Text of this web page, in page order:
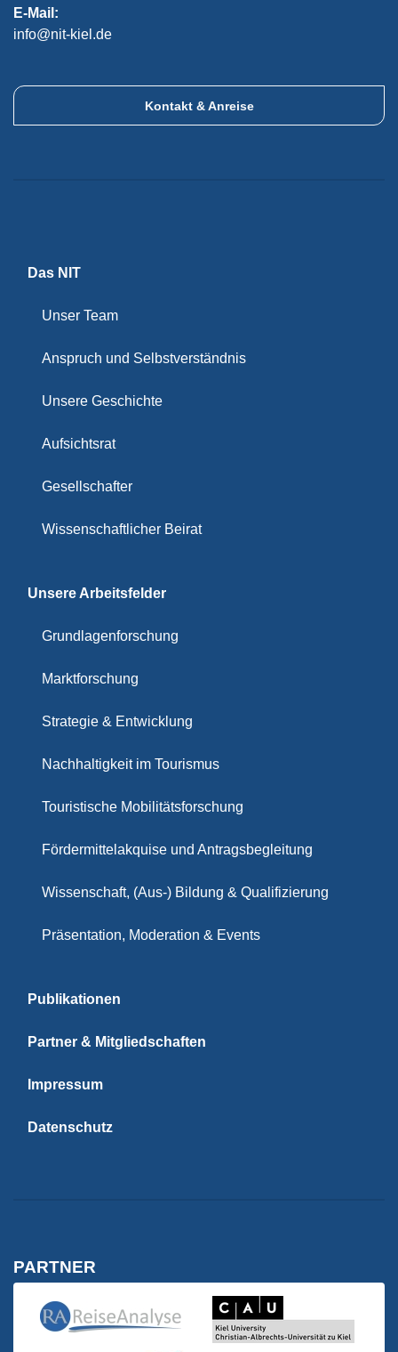
Das NIT
Unser Team
Anspruch und Selbstverständnis
Unsere Geschichte
Aufsichtsrat
Gesellschafter
Wissenschaftlicher Beirat
Unsere Arbeitsfelder
Grundlagenforschung
Marktforschung
Strategie & Entwicklung
Nachhaltigkeit im Tourismus
Touristische Mobilitätsforschung
Fördermittelakquise und Antragsbegleitung
Wissenschaft, (Aus-) Bildung & Qualifizierung
Präsentation, Moderation & Events
Publikationen
Partner & Mitgliedschaften
Impressum
Datenschutz
E-Mail:
info@nit-kiel.de
Kontakt & Anreise
PARTNER
Reise Analyse Kiel University |